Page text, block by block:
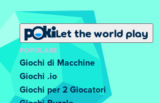
Let the world play
POPOLARE
Giochi di Macchine
Giochi .io
Giochi per 2 Giocatori